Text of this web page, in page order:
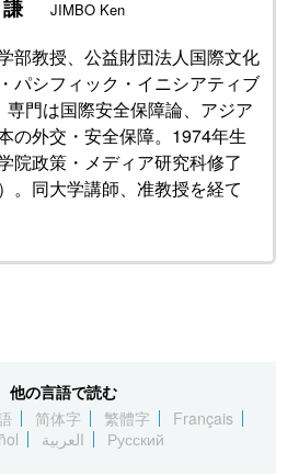
JIMBO Ken
部教授、公益財団法人国際文化
パシフィック・イニシアティブ
専門は国際安全保障論、アジア
の外交・安全保障。1974年生
院政策・メディア研究科修了
。同大学講師、准教授を経て
他の言語で読む
简体字 繁體字
Français
العربية Русский